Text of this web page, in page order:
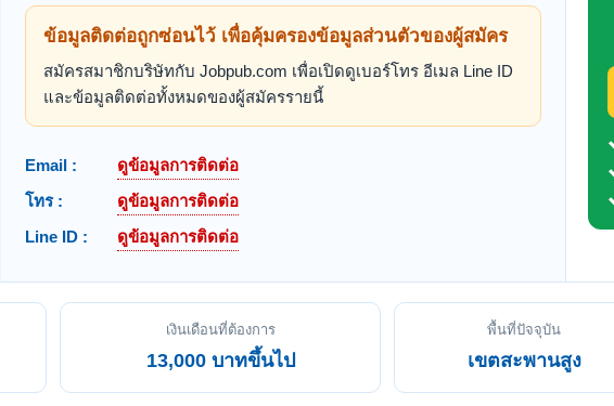
ข้อมูลติดต่อถูกซ่อนไว้ เพื่อคุ้มครองข้อมูลส่วนตัวของผู้สมัคร
สมัครสมาชิกบริษัทกับ Jobpub.com เพื่อเปิดดูเบอร์โทร อีเมล Line ID
และข้อมูลติดต่อทั้งหมดของผู้สมัครรายนี้
Email :
ดูข้อมูลการติดต่อ
โทร :
ดูข้อมูลการติดต่อ
Line ID :
ดูข้อมูลการติดต่อ
เงินเดือนที่ต้องการ
13,000 บาทขึ้นไป
พื้นที่ปัจจุบัน
เขตสะพานสูง